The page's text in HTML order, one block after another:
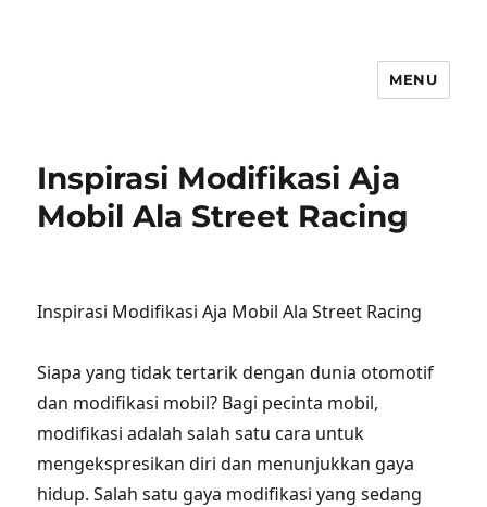
MENU
Inspirasi Modifikasi Aja
Mobil Ala Street Racing
Inspirasi Modifikasi Aja Mobil Ala Street Racing
Siapa yang tidak tertarik dengan dunia otomotif
dan modifikasi mobil? Bagi pecinta mobil,
modifikasi adalah salah satu cara untuk
mengekspresikan diri dan menunjukkan gaya
hidup. Salah satu gaya modifikasi yang sedang